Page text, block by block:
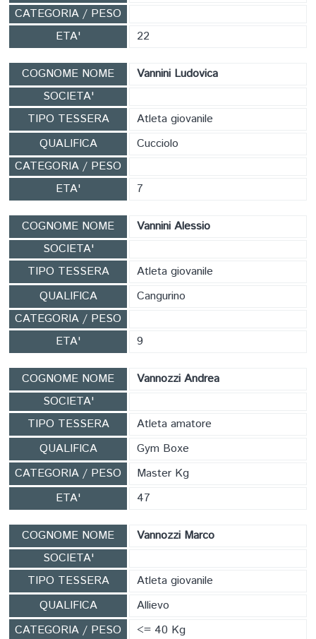
CATEGORIA / PESO
ETA'
22
COGNOME NOME
Vannini Ludovica
SOCIETA'
TIPO TESSERA
Atleta giovanile
QUALIFICA
Cucciolo
CATEGORIA / PESO
ETA'
7
COGNOME NOME
Vannini Alessio
SOCIETA'
TIPO TESSERA
Atleta giovanile
QUALIFICA
Cangurino
CATEGORIA / PESO
ETA'
9
COGNOME NOME
Vannozzi Andrea
SOCIETA'
TIPO TESSERA
Atleta amatore
QUALIFICA
Gym Boxe
CATEGORIA / PESO
Master Kg
ETA'
47
COGNOME NOME
Vannozzi Marco
SOCIETA'
TIPO TESSERA
Atleta giovanile
QUALIFICA
Allievo
CATEGORIA / PESO
<= 40 Kg